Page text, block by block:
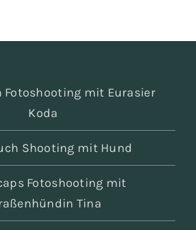
Fotoshooting mit Eurasier
Koda
Shooting mit Hund
Fotoshooting mit
Tina